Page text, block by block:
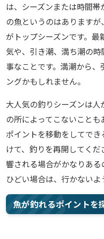
は、シーズンまたは時間
の魚というのはあります
がトップシーズンです。
気や、引き潮、満ち潮の
事なことです。満潮から
ングかもしれません。
大人気の釣りシーズンは
の所によってこないこと
ポイントを移動をしてで
けて、釣りを再開してく
響される場合がかなりあ
ひどい場合は、行かないよ
魚が釣れるポイントを